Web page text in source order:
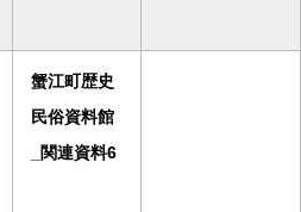
蟹江町歴史
民俗資料館
_関連資料6